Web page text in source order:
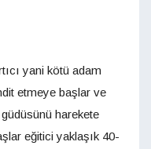
yani kötü adam
etmeye başlar ve
harekete
eğitici yaklaşık 40-